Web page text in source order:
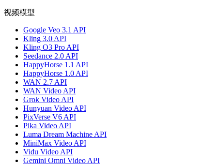
视频模型
Google Veo 3.1 API
Kling 3.0 API
Kling O3 Pro API
Seedance 2.0 API
HappyHorse 1.1 API
HappyHorse 1.0 API
WAN 2.7 API
WAN Video API
Grok Video API
Hunyuan Video API
PixVerse V6 API
Pika Video API
Luma Dream Machine API
MiniMax Video API
Vidu Video API
Gemini Omni Video API